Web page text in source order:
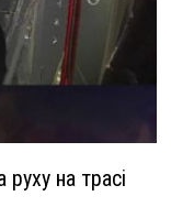
на трасі